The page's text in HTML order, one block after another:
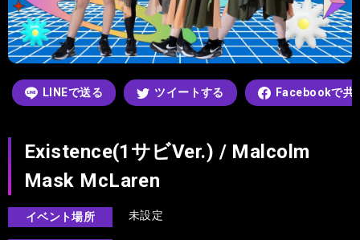
LINEで送る ツイートする Facebookで共
Existence(1サビVer.) / Malcolm
Mask McLaren
イベント場所 未設定